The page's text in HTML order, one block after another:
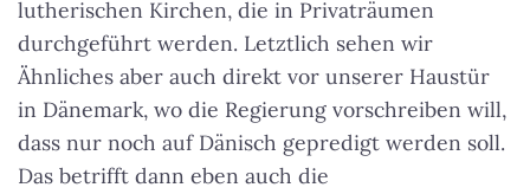
lutherischen Kirchen, die in Privaträumen
durchgeführt werden. Letztlich sehen wir
Ähnliches aber auch direkt vor unserer Haustür
in Dänemark, wo die Regierung vorschreiben will,
dass nur noch auf Dänisch gepredigt werden soll.
Das betrifft dann eben auch die